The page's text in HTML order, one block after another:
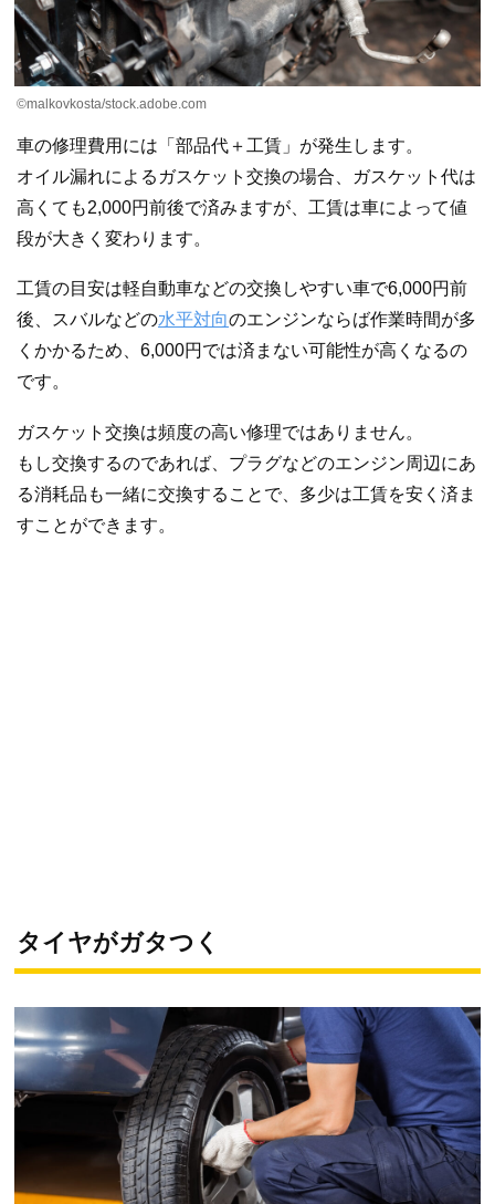
©malkovkosta/stock.adobe.com
車の修理費用には「部品代＋工賃」が発生します。
オイル漏れによるガスケット交換の場合、ガスケット代は
高くても2,000円前後で済みますが、工賃は車によって値
段が大きく変わります。
工賃の目安は軽自動車などの交換しやすい車で6,000円前
後、スバルなどの水平対向のエンジンならば作業時間が多
くかかるため、6,000円では済まない可能性が高くなるの
です。
ガスケット交換は頻度の高い修理ではありません。
もし交換するのであれば、プラグなどのエンジン周辺にあ
る消耗品も一緒に交換することで、多少は工賃を安く済ま
すことができます。
タイヤがガタつく